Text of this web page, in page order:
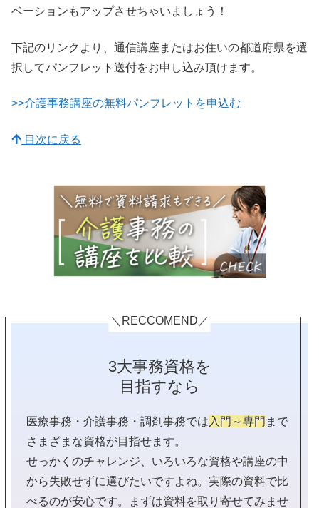
ベーションもアップさせちゃいましょう！
下記のリンクより、通信講座またはお住いの都道府県を選
択してパンフレット送付をお申し込み頂けます。
>>介護事務講座の無料パンフレットを申込む
目次に戻る
＼RECCOMEND／
3大事務資格を
目指すなら
医療事務・介護事務・調剤事務では 入門～専門 まで
さまざまな資格が目指せます。
せっかくのチャレンジ、いろいろな資格や講座の中
から失敗せずに選びたいですよね。実際の資料で比
べるのが安心です。まずは資料を取り寄せてみませ